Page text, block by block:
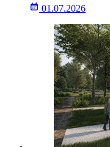
01.07.2026